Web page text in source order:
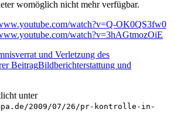
womöglich nicht mehr verfügbar.
watch?v=Q-OK0QS3fw0
watch?v=3hAGtmozOiE
und Verletzung des
BeitragBildberichterstattung und
unter
2009/07/26/pr-kontrolle-in-